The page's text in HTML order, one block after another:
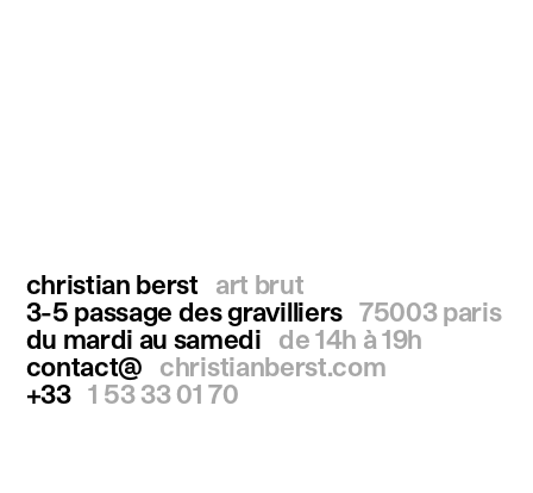
christian berst
art brut
3-5 passage des gravilliers 75003 paris
du mardi au samedi
de 14h à 19h
contact@
christianberst.com
+33 1 53 33 01 70